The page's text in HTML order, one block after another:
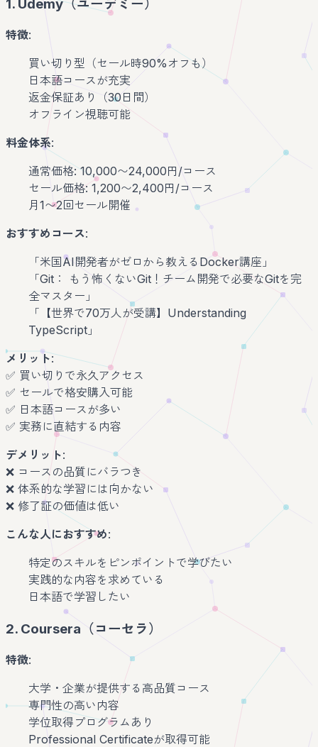
1. Udemy（ユーデミー）
特徴:
買い切り型（セール時90%オフも）
日本語コースが充実
返金保証あり（30日間）
オフライン視聴可能
料金体系:
通常価格: 10,000〜24,000円/コース
セール価格: 1,200〜2,400円/コース
月1〜2回セール開催
おすすめコース:
「米国AI開発者がゼロから教えるDocker講座」
「Git： もう怖くないGit！チーム開発で必要なGitを完
全マスター」
「【世界で70万人が受講】Understanding
TypeScript」
メリット:
✅ 買い切りで永久アクセス
✅ セールで格安購入可能
✅ 日本語コースが多い
✅ 実務に直結する内容
デメリット:
❌ コースの品質にバラつき
❌ 体系的な学習には向かない
❌ 修了証の価値は低い
こんな人におすすめ:
特定のスキルをピンポイントで学びたい
実践的な内容を求めている
日本語で学習したい
2. Coursera（コーセラ）
特徴:
大学・企業が提供する高品質コース
専門性の高い内容
学位取得プログラムあり
Professional Certificateが取得可能